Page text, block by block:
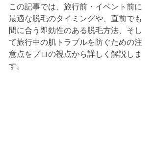
この記事では、旅行前・イベント前に
最適な脱毛のタイミングや、直前でも
間に合う即効性のある脱毛方法、そし
て旅行中の肌トラブルを防ぐための注
意点をプロの視点から詳しく解説しま
す。